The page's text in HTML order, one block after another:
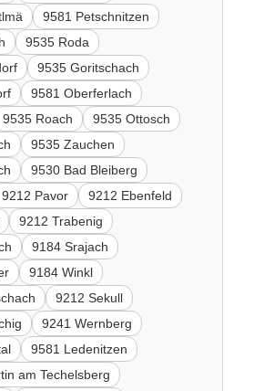
9581 Petschnitzen
9535 Roda
9535 Goritschach
9581 Oberferlach
9535 Roach
9535 Ottosch
9535 Zauchen
9530 Bad Bleiberg
9212 Pavor
9212 Ebenfeld
9212 Trabenig
9184 Srajach
9184 Winkl
9212 Sekull
9241 Wernberg
9581 Ledenitzen
am Techelsberg